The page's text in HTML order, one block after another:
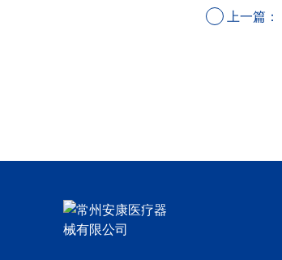
上一篇：